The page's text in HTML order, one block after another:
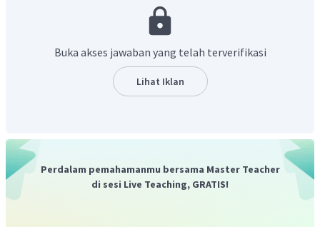
dimana
= jumlah koefisien (produk-
reaktan)
Buka akses jawaban yang telah terverifikasi
Lihat Iklan
Perdalam pemahamanmu bersama Master Teacher
di sesi Live Teaching, GRATIS!